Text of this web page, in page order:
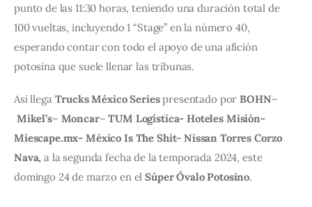
punto de las 11:30 horas, teniendo una duración total de
100 vueltas, incluyendo 1 “Stage” en la número 40,
esperando contar con todo el apoyo de una afición
potosina que suele llenar las tribunas.
Así llega Trucks México Series presentado por BOHN–
Mikel’s– Moncar– TUM Logística- Hoteles Misión-
Miescape.mx- México Is The Shit- Nissan Torres Corzo
Nava, a la segunda fecha de la temporada 2024, este
domingo 24 de marzo en el Súper Óvalo Potosino.